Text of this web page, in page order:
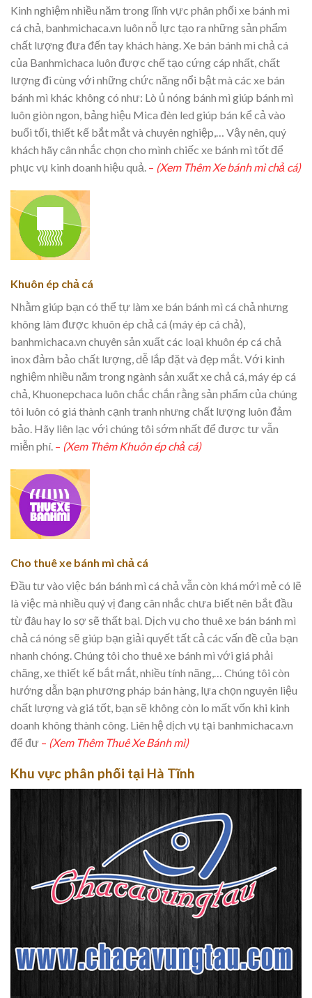
Kinh nghiệm nhiều năm trong lĩnh vực phân phối xe bánh mì
cá chả, banhmichaca.vn luôn nỗ lực tạo ra những sản phẩm
chất lượng đưa đến tay khách hàng. Xe bán bánh mì chả cá
của Banhmichaca luôn được chế tạo cứng cáp nhất, chất
lượng đi cùng với những chức năng nổi bật mà các xe bán
bánh mì khác không có như: Lò ủ nóng bánh mì giúp bánh mì
luôn giòn ngon, bảng hiệu Mica đèn led giúp bán kể cả vào
buổi tối, thiết kế bắt mắt và chuyên nghiệp,… Vậy nên, quý
khách hãy cân nhắc chọn cho mình chiếc xe bánh mì tốt để
phục vụ kinh doanh hiệu quả. – (Xem Thêm Xe bánh mì chả cá)
Khuôn ép chả cá
Nhằm giúp bạn có thể tự làm xe bán bánh mì cá chả nhưng
không làm được khuôn ép chả cá (máy ép cá chả),
banhmichaca.vn chuyên sản xuất các loại khuôn ép cá chả
inox đảm bảo chất lượng, dễ lắp đặt và đẹp mắt. Với kinh
nghiệm nhiều năm trong ngành sản xuất xe chả cá, máy ép cá
chả, Khuonepchaca luôn chắc chắn rằng sản phẩm của chúng
tôi luôn có giá thành cạnh tranh nhưng chất lượng luôn đảm
bảo. Hãy liên lạc với chúng tôi sớm nhất để được tư vẫn
miễn phí. – (Xem Thêm Khuôn ép chả cá)
Cho thuê xe bánh mì chả cá
Đầu tư vào việc bán bánh mì cá chả vẫn còn khá mới mẻ có lẽ
là việc mà nhiều quý vị đang cân nhắc chưa biết nên bắt đầu
từ đâu hay lo sợ sẽ thất bại. Dịch vụ cho thuê xe bán bánh mì
chả cá nóng sẽ giúp bạn giải quyết tất cả các vấn đề của bạn
nhanh chóng. Chúng tôi cho thuê xe bánh mì với giá phải
chăng, xe thiết kế bắt mắt, nhiều tính năng,… Chúng tôi còn
hướng dẫn bạn phương pháp bán hàng, lựa chọn nguyên liệu
chất lượng và giá tốt, bạn sẽ không còn lo mất vốn khi kinh
doanh không thành công. Liên hệ dịch vụ tại banhmichaca.vn
để đư – (Xem Thêm Thuê Xe Bánh mì)
Khu vực phân phối tại Hà Tĩnh